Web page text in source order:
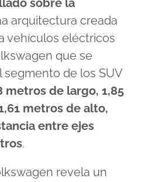
sobre la
arquitectura creada
vehículos eléctricos
que se
de los SUV
metros de largo, 1,85
metros de alto,
entre ejes
.
revela un